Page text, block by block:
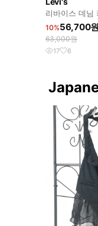
리바이스 데님
10%56,700원
63,000원
17 6